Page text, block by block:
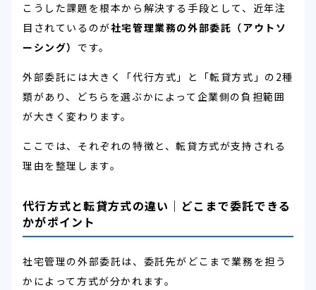
こうした課題を根本から解決する手段として、近年注
目されているのが社宅管理業務の外部委託（アウトソ
ーシング） です。
外部委託には大きく「代行方式」と「転貸方式」の2種
類があり、どちらを選ぶかによって企業側の負担範囲
が大きく変わります。
ここでは、それぞれの特徴と、転貸方式が支持される
理由を整理します。
代行方式と転貸方式の違い｜どこまで委託できる
かがポイント
社宅管理の外部委託は、委託先がどこまで業務を担う
かによって方式が分かれます。